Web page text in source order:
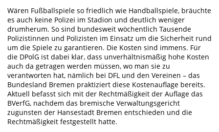
Wären Fußballspiele so friedlich wie Handballspiele, bräuchte
es auch keine Polizei im Stadion und deutlich weniger
drumherum. So sind bundesweit wöchentlich Tausende
Polizistinnen und Polizisten im Einsatz um die Sicherheit rund
um die Spiele zu garantieren. Die Kosten sind immens. Für
die DPolG ist dabei klar, dass unverhältnismäßig hohe Kosten
auch da getragen werden müssen, wo man sie zu
verantworten hat, nämlich bei DFL und den Vereinen – das
Bundesland Bremen praktiziert diese Kostenauflage bereits.
Aktuell befasst sich mit der Rechtmäßigkeit der Auflage das
BVerfG, nachdem das bremische Verwaltungsgericht
zugunsten der Hansestadt Bremen entschieden und die
Rechtmäßigkeit festgestellt hatte.